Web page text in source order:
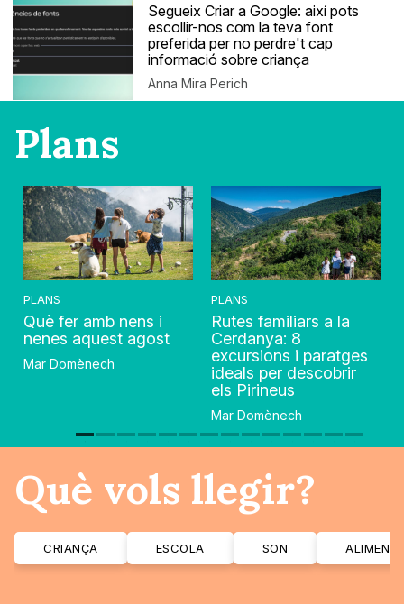
Segueix Criar a Google: així pots
escollir-nos com la teva font
preferida per no perdre't cap
informació sobre criança
Anna Mira Perich
Plans
PLANS
Què fer amb nens i
nenes aquest agost
Mar Domènech
PLANS
Rutes familiars a la
Cerdanya: 8
excursions i paratges
ideals per descobrir
els Pirineus
Mar Domènech
Què vols llegir?
CRIANÇA ESCOLA SON